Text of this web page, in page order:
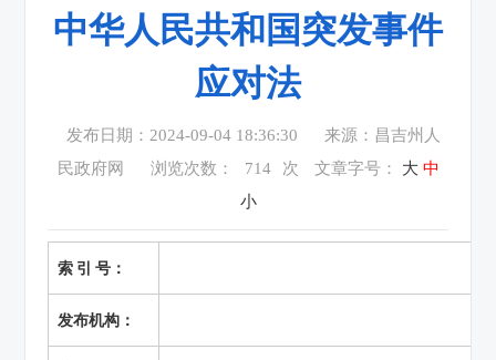
中华人民共和国突发事件
应对法
发布日期：2024-09-04 18:36:30
来源：昌吉州人
民政府网
浏览次数： 714 次 文章字号： 大 中
小
索 引 号：
发布机构：